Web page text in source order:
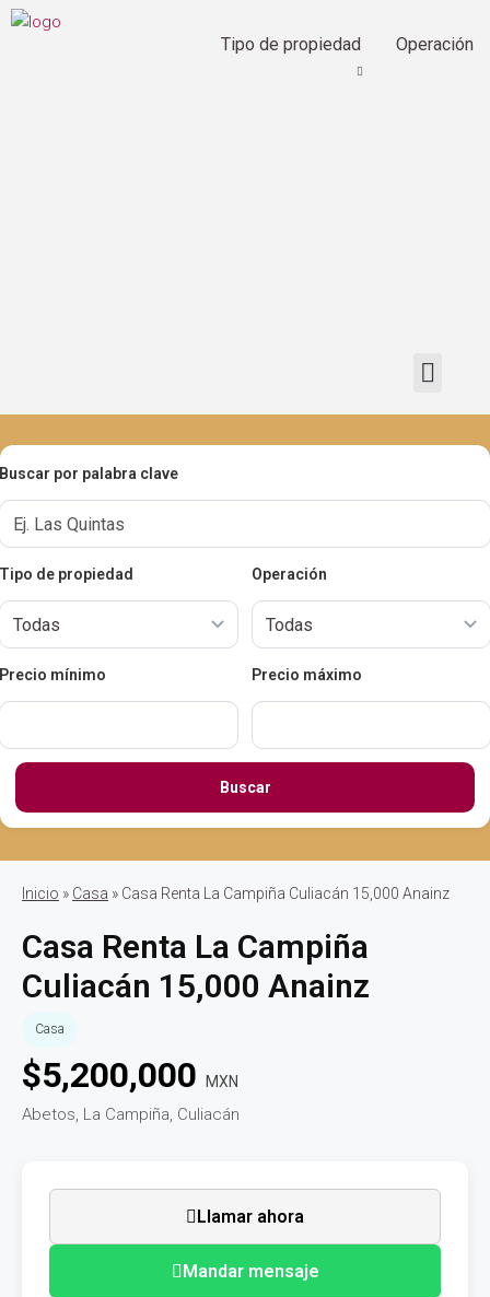
Tipo de propiedad Operación
Buscar por palabra clave
Tipo de propiedad Operación
Precio mínimo Precio máximo
Buscar
Inicio » Casa » Casa Renta La Campiña Culiacán 15,000 Anainz
Casa Renta La Campiña
Culiacán 15,000 Anainz
Casa
$5,200,000 MXN
Abetos, La Campiña, Culiacán
Llamar ahora
Mandar mensaje